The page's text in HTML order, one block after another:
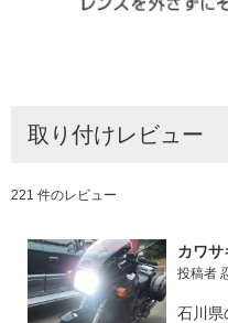
取り付けレビュー
221 件のレビュー
カワ
投稿者
石川県